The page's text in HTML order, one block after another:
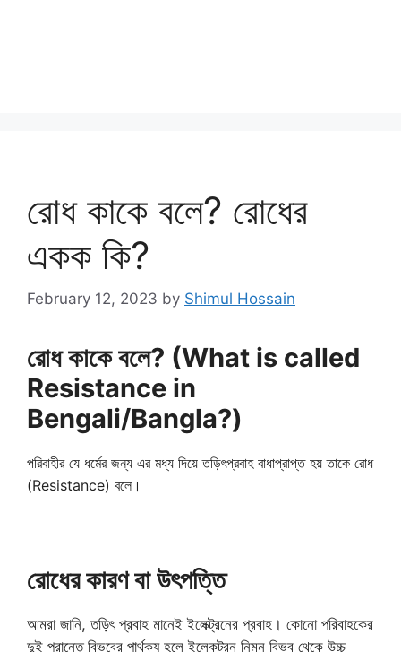
রোধ কাকে বলে? রোধের
একক কি?
February 12, 2023 by Shimul Hossain
রোধ কাকে বলে? (What is called
Resistance in
Bengali/Bangla?)
পরিবাহীর যে ধর্মের জন্য এর মধ্য দিয়ে তড়িৎপ্রবাহ বাধাপ্রাপ্ত হয় তাকে রোধ
(Resistance) বলে।
রোধের কারণ বা উৎপত্তি
আমরা জানি, তড়িৎ প্রবাহ মানেই ইলেক্ট্রনের প্রবাহ। কোনো পরিবাহকের
দুই প্রান্তে বিভবের পার্থক্য হলে ইলেকট্রন নিম্ন বিভব থেকে উচ্চ